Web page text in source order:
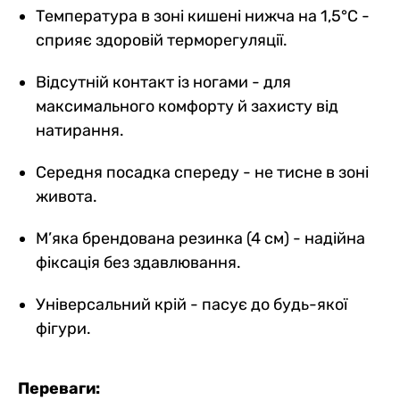
Температура в зоні кишені нижча на 1,5°C -
сприяє здоровій терморегуляції.
Відсутній контакт із ногами - для
максимального комфорту й захисту від
натирання.
Середня посадка спереду - не тисне в зоні
живота.
М’яка брендована резинка (4 см) - надійна
фіксація без здавлювання.
Універсальний крій - пасує до будь-якої
фігури.
Переваги: